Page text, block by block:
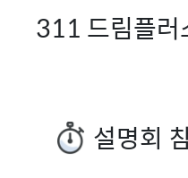
311 드림플러
설명회